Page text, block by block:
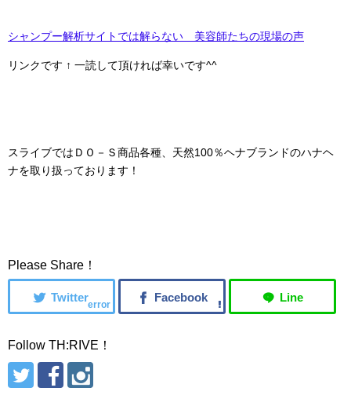
シャンプー解析サイトでは解らない 美容師たちの現場の声
リンクです ↑ 一読して頂ければ幸いです^^
スライブではＤＯ－Ｓ商品各種、天然100％ヘナブランドのハナヘ
ナを取り扱っております！
Please Share！
error
Follow TH:RIVE！